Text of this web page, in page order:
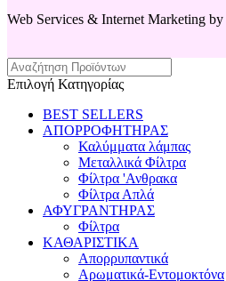
Web Services & Internet Marketing by
Επιλογή Κατηγορίας
BEST SELLERS
ΑΠΟΡΡΟΦΗΤΗΡΑΣ
Καλύμματα λάμπας
Μεταλλικά Φίλτρα
Φίλτρα 'Ανθρακα
Φίλτρα Απλά
ΑΦΥΓΡΑΝΤΗΡΑΣ
Φίλτρα
ΚΑΘΑΡΙΣΤΙΚΑ
Απορρυπαντικά
Αρωματικά-Εντομοκτόνα